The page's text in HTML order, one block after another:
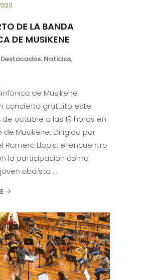
DE LA BANDA
DE MUSIKENE
Destacados, Noticias,
de Musikene
concierto gratuito este
octubre a las 19 horas en
de Musikene. Dirigida por
Romero Llopis, el encuentro
la participación como
oboísta